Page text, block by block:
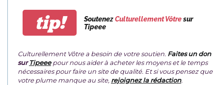
tip! SoutenezCulturellement Vôtresur
Tipeee
Culturellement Vôtre a besoin de votre soutien. Faites un don
surTipeeepour nous aider à acheter les moyens et le temps
nécessaires pour faire un site de qualité. Et si vous pensez que
votre plume manque au site, rejoignez la rédaction.